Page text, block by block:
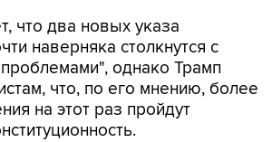
что два новых указа
наверняка столкнутся с
однако Трамп
что, по его мнению, более
на этот раз пройдут